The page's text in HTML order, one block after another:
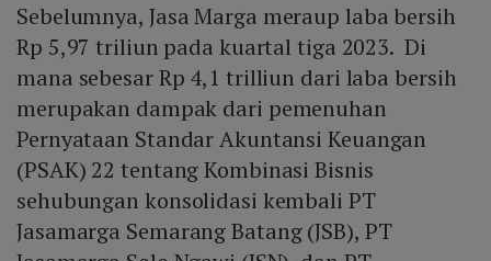
Sebelumnya, Jasa Marga meraup laba bersih
Rp 5,97 triliun pada kuartal tiga 2023. Di
mana sebesar Rp 4,1 trilliun dari laba bersih
merupakan dampak dari pemenuhan
Pernyataan Standar Akuntansi Keuangan
(PSAK) 22 tentang Kombinasi Bisnis
sehubungan konsolidasi kembali PT
Jasamarga Semarang Batang (JSB), PT